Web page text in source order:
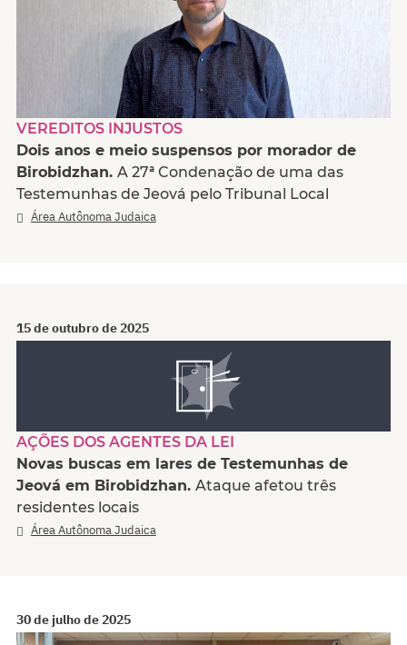
VEREDITOS INJUSTOS
Dois anos e meio suspensos por morador de
Birobidzhan. A 27ª Condenação de uma das
Testemunhas de Jeová pelo Tribunal Local
Área Autônoma Judaica
15 de outubro de 2025
AÇÕES DOS AGENTES DA LEI
Novas buscas em lares de Testemunhas de
Jeová em Birobidzhan. Ataque afetou três
residentes locais
Área Autônoma Judaica
30 de julho de 2025